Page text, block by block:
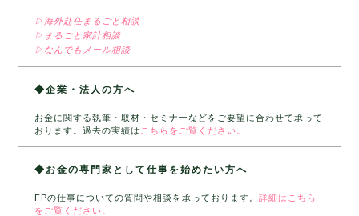
▷海外赴任まるごと相談
▷まるごと家計相談
▷なんでもメール相談
◆企業・法人の方へ
お金に関する執筆・取材・セミナーなどをご要望に合わせて承って
おります。過去の実績は こちらをご覧ください。
◆お金の専門家として仕事を始めたい方へ
FPの仕事についての質問や相談を承っております。詳細はこちら
をご覧ください。